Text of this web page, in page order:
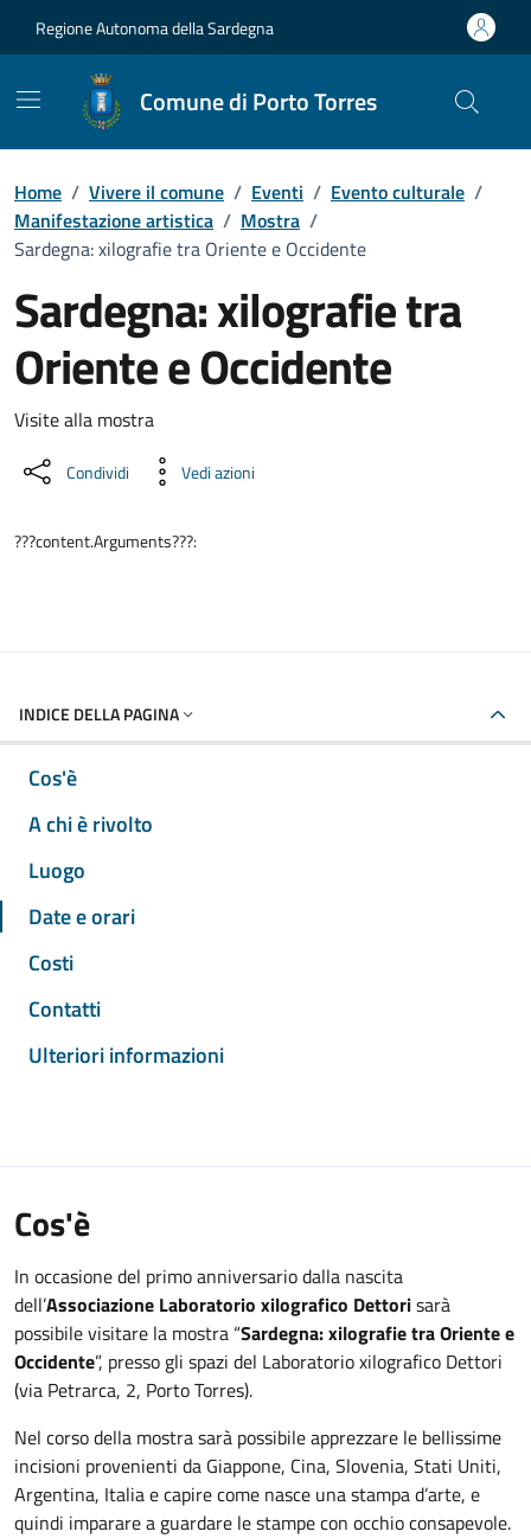
Regione Autonoma della Sardegna
Comune di Porto Torres
Home / Vivere il comune / Eventi / Evento culturale /
Manifestazione artistica / Mostra /
Sardegna: xilografie tra Oriente e Occidente
Sardegna: xilografie tra
Oriente e Occidente
Dettaglio dell'evento
Visite alla mostra
Condividi Vedi azioni
???content.Arguments???:
INDICE DELLA PAGINA
Cos'è
A chi è rivolto
Luogo
Date e orari
Costi
Contatti
Ulteriori informazioni
Cos'è
In occasione del primo anniversario dalla nascita
dell’Associazione Laboratorio xilografico Dettorisarà
possibile visitare la mostra “Sardegna: xilografie tra Oriente e
Occidente”, presso gli spazi del Laboratorio xilografico Dettori
(via Petrarca, 2, Porto Torres).
Nel corso della mostra sarà possibile apprezzare le bellissime
incisioni provenienti da Giappone, Cina, Slovenia, Stati Uniti,
Argentina, Italia e capire come nasce una stampa d’arte, e
quindi imparare a guardare le stampe con occhio consapevole.